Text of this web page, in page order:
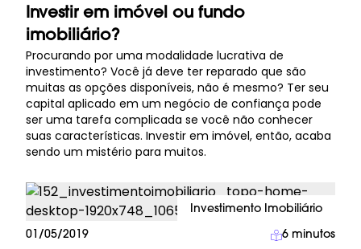
Investir em imóvel ou fundo
imobiliário?
Procurando por uma modalidade lucrativa de
investimento? Você já deve ter reparado que são
muitas as opções disponíveis, não é mesmo? Ter seu
capital aplicado em um negócio de confiança pode
ser uma tarefa complicada se você não conhecer
suas características. Investir em imóvel, então, acaba
sendo um mistério para muitos.
Investimento Imobiliário
01/05/2019 6 minutos